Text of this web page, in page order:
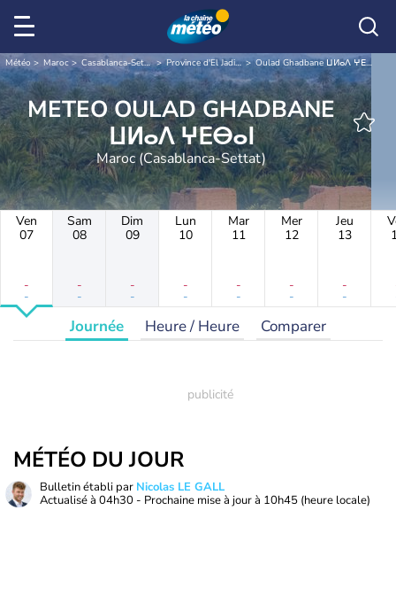
Météo Maroc Casablanca-Settat Province d'El Jadida Oulad Ghadbane ⵡⵍⴰⴷ ⵖⴹⴱⴰⵏ
METEO OULAD GHADBANE
ⵡⵍⴰⴷ ⵖⴹⴱⴰⵏ
Maroc (Casablanca-Settat)
Ven
07
-
-
Sam
08
-
-
Dim
09
-
-
Lun
10
-
-
Mar
11
-
-
Mer
12
-
-
Jeu
13
-
-
Journée Heure / Heure Comparer
MÉTÉO DU JOUR
Bulletin établi par Nicolas LE GALL
Actualisé à 04h30 - Prochaine mise à jour à 10h45 (heure locale)